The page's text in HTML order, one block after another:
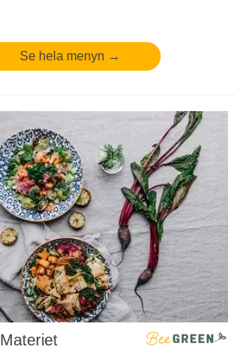
Se hela menyn →
Materiet